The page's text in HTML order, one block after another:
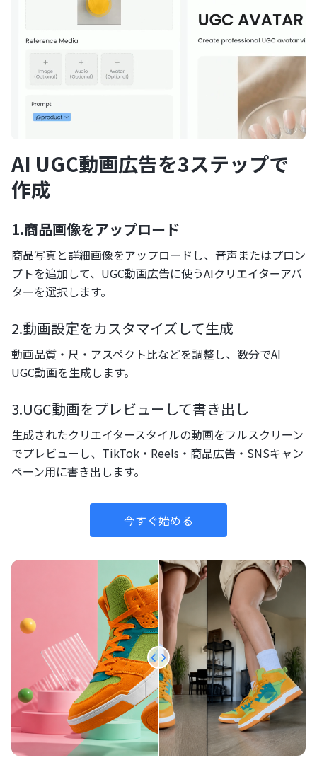
AI UGC動画広告を3ステップで
作成
1.商品画像をアップロード
商品写真と詳細画像をアップロードし、音声またはプロン
プトを追加して、UGC動画広告に使うAIクリエイターアバ
ターを選択します。
2.動画設定をカスタマイズして生成
動画品質・尺・アスペクト比などを調整し、数分でAI
UGC動画を生成します。
3.UGC動画をプレビューして書き出し
生成されたクリエイタースタイルの動画をフルスクリーン
でプレビューし、TikTok・Reels・商品広告・SNSキャン
ペーン用に書き出します。
今すぐ始める